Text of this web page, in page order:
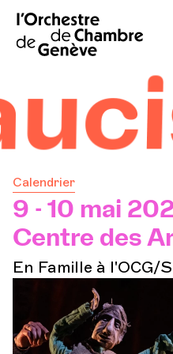
Calendrier
9 - 10 mai
Centre des
En Famille à l'OCG/
Accueil
Infos